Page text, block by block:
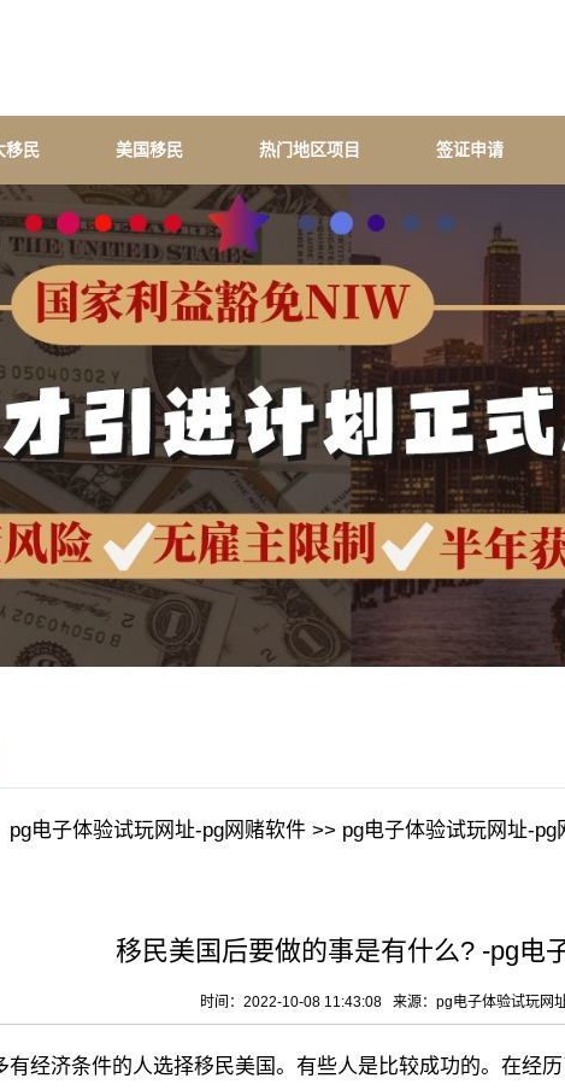
移民 美国移民 热门地区项目 签证申请
pg电子体验试玩网址-pg网赌软件>> pg电子体验试玩网址-pg
移民美国后要做的事是有什么? -pg电
时间：2022-10-08 11:43:08 来源： pg电子体验试玩网
济条件的人选择移民美国。有些人是比较成功的。在经历